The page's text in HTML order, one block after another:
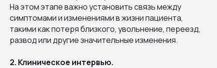
На этом этапе важно установить связь между
симптомами и изменениями в жизни пациента,
такими как потеря близкого, увольнение, переезд,
развод или другие значительные изменения.
2. Клиническое интервью.